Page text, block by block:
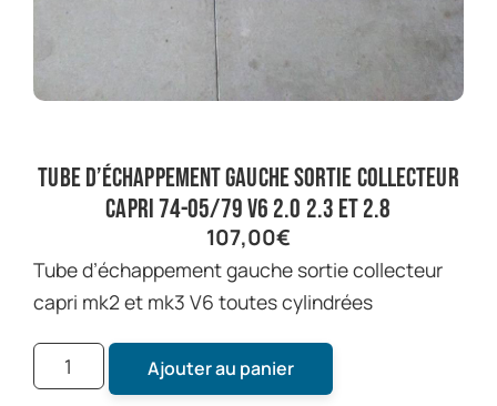
tube d’échappement gauche sortie collecteur
capri 74-05/79 V6 2.0 2.3 et 2.8
107,00€
tube d’échappement gauche sortie collecteur
capri mk2 et mk3 V6 toutes cylindrées
Ajouter au panier